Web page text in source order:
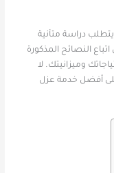
دراسة متأنية
النصائح المذكورة
وميزانيتك. لا
أفضل خدمة عزل